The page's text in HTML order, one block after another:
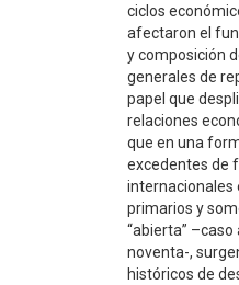
ciclos
afectaron el
y composición
generales de
papel que
relaciones
que en una
excedentes de
internacionales
primarios y
“abierta”
noventa-,
históricos de